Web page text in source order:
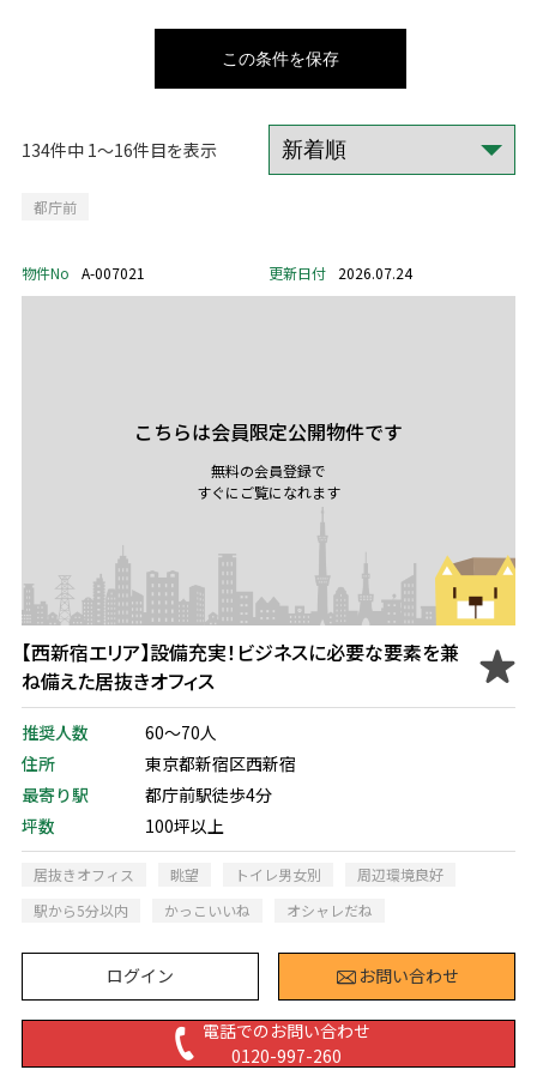
この条件を保存
134件中 1～16件目を表示
都庁前
物件No A-007021 更新日付 2026.07.24
こちらは会員限定公開物件です
無料の会員登録で
すぐにご覧になれます
【西新宿エリア】設備充実！ビジネスに必要な要素を兼
ね備えた居抜きオフィス
推奨人数
60～70人
住所
東京都新宿区西新宿
最寄り駅
都庁前駅徒歩4分
坪数
100坪以上
居抜きオフィス 眺望 トイレ男女別
周辺環境良好
駅から5分以内
かっこいいね オシャレだね
ログイン お問い合わせ
電話でのお問い合わせ
0120-997-260